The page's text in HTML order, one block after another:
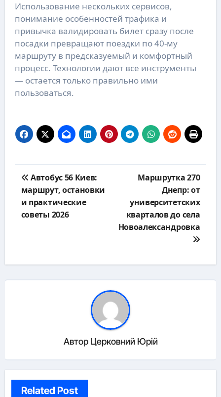
Использование нескольких сервисов,
понимание особенностей трафика и
привычка валидировать билет сразу после
посадки превращают поездки по 40-му
маршруту в предсказуемый и комфортный
процесс. Технологии дают все инструменты
— остается только правильно ими
пользоваться.
по
записям
Автобус 56 Киев:
маршрут, остановки
и практические
советы 2026
Маршрутка 270
Днепр: от
университетских
кварталов до села
Новоалександровка
Автор Церковний Юрій
Related Post